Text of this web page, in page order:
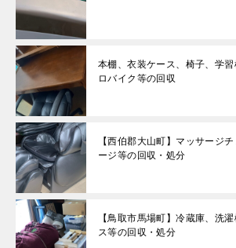
本棚、衣装ケース、椅子、学
ロバイク等の回収
【西伯郡大山町】マッサージ
ージ等の回収・処分
【鳥取市馬場町】冷蔵庫、洗
ス等の回収・処分